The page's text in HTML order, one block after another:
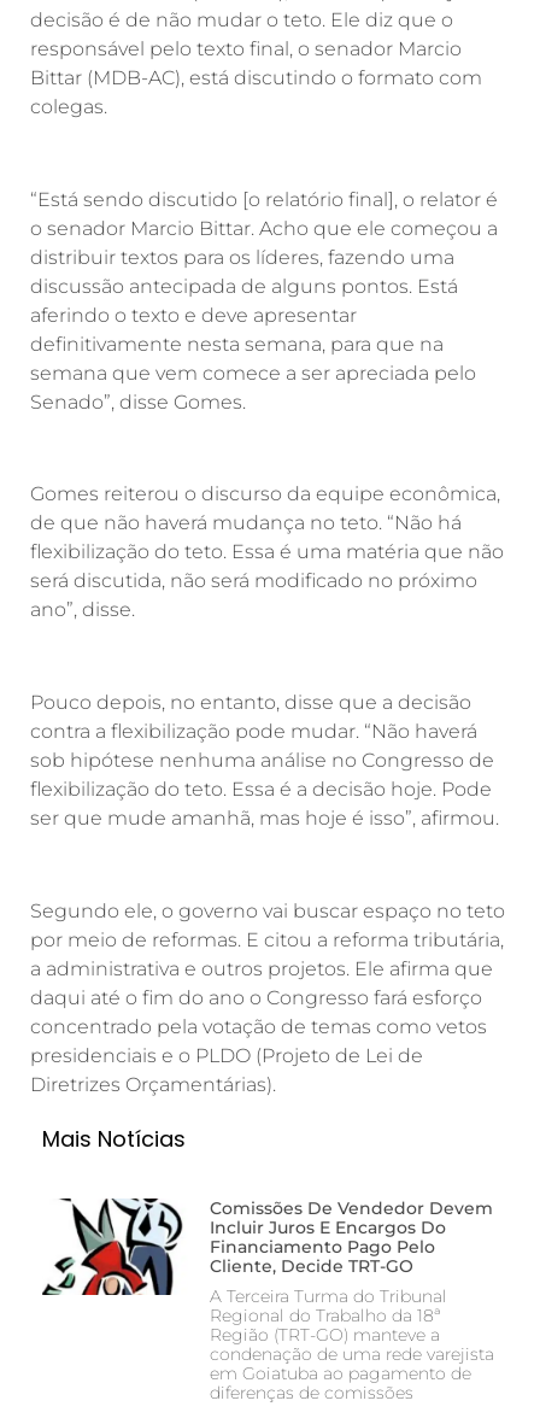
decisão é de não mudar o teto. Ele diz que o
responsável pelo texto final, o senador Marcio
Bittar (MDB-AC), está discutindo o formato com
colegas.
“Está sendo discutido [o relatório final], o relator é
o senador Marcio Bittar. Acho que ele começou a
distribuir textos para os líderes, fazendo uma
discussão antecipada de alguns pontos. Está
aferindo o texto e deve apresentar
definitivamente nesta semana, para que na
semana que vem comece a ser apreciada pelo
Senado”, disse Gomes.
Gomes reiterou o discurso da equipe econômica,
de que não haverá mudança no teto. “Não há
flexibilização do teto. Essa é uma matéria que não
será discutida, não será modificado no próximo
ano”, disse.
Pouco depois, no entanto, disse que a decisão
contra a flexibilização pode mudar. “Não haverá
sob hipótese nenhuma análise no Congresso de
flexibilização do teto. Essa é a decisão hoje. Pode
ser que mude amanhã, mas hoje é isso”, afirmou.
Segundo ele, o governo vai buscar espaço no teto
por meio de reformas. E citou a reforma tributária,
a administrativa e outros projetos. Ele afirma que
daqui até o fim do ano o Congresso fará esforço
concentrado pela votação de temas como vetos
presidenciais e o PLDO (Projeto de Lei de
Diretrizes Orçamentárias).
Mais Notícias
Comissões De Vendedor Devem
Incluir Juros E Encargos Do
Financiamento Pago Pelo
Cliente, Decide TRT-GO
A Terceira Turma do Tribunal
Regional do Trabalho da 18ª
Região (TRT-GO) manteve a
condenação de uma rede varejista
em Goiatuba ao pagamento de
diferenças de comissões